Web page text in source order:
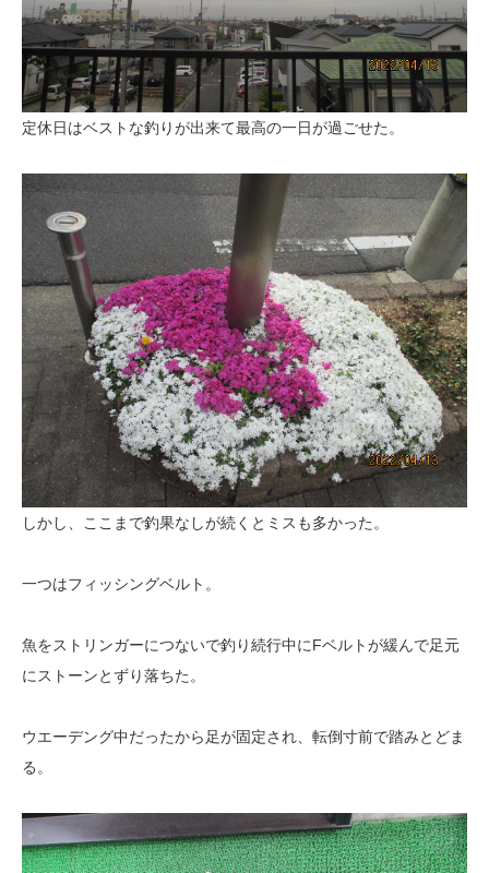
定休日はベストな釣りが出来て最高の一日が過ごせた。
しかし、ここまで釣果なしが続くとミスも多かった。
一つはフィッシングベルト。
魚をストリンガーにつないで釣り続行中にFベルトが緩んで足元
にストーンとずり落ちた。
ウエーデング中だったから足が固定され、転倒寸前で踏みとどま
る。